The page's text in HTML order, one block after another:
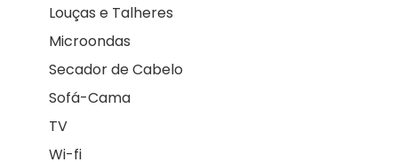
Louças e Talheres
Microondas
Secador de Cabelo
Sofá-Cama
TV
Wi-fi